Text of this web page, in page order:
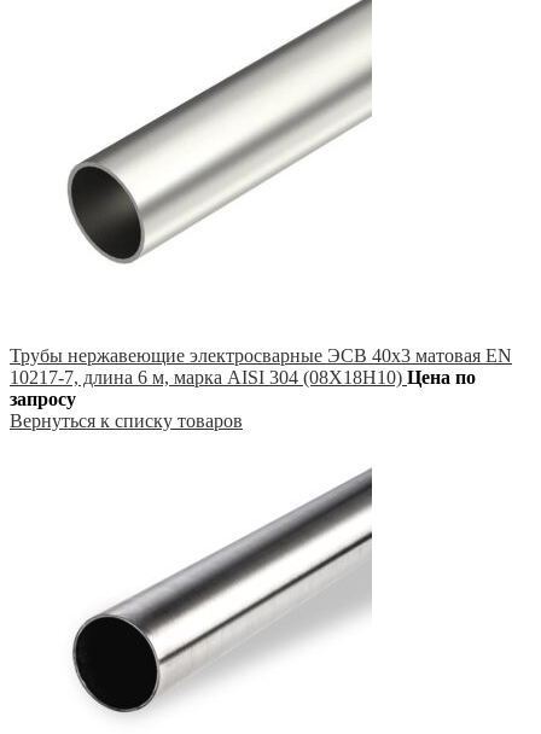
Трубы нержавеющие электросварные ЭСВ 40х3 матовая EN
10217-7, длина 6 м, марка AISI 304 (08Х18Н10) Цена по
запросу
Вернуться к списку товаров